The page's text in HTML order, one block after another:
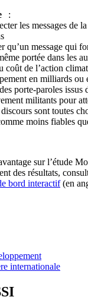
:
les messages de
qu’un message qui
portée dans les
coût de l’action
en milliards
porte-paroles issus
militants pour
sont toutes
moins fiables
sur l’étude
des résultats,
bord interactif(en
internationale